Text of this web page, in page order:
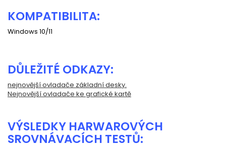
KOMPATIBILITA:
Windows 10/11
DŮLEŽITÉ ODKAZY:
nejnovější ovladače základní desky.
Nejnovější ovladače ke grafické kartě
VÝSLEDKY HARWAROVÝCH
SROVNÁVACÍCH TESTŮ: